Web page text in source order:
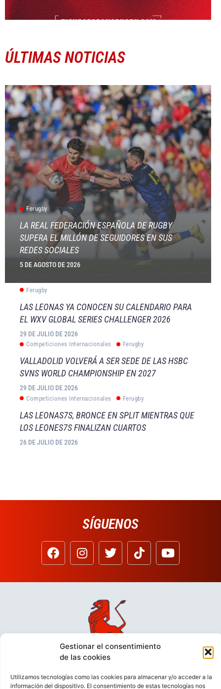
Gestionar el consentimiento
de las cookies
Utilizamos tecnologías como las cookies para almacenar y/o acceder a la
información del dispositivo. El consentimiento de estas tecnologías nos
ÚLTIMAS NOTICIAS
Ferugby
LA REAL FEDERACIÓN ESPAÑOLA DE RUGBY
SUPERA EL MILLÓN DE SEGUIDORES EN SUS
REDES SOCIALES
5 DE AGOSTO DE 2026
Ferugby
LAS LEONAS YA CONOCEN SU CALENDARIO PARA
EL WXV GLOBAL SERIES CHALLENGER 2026
29 DE JULIO DE 2026
Competiciones Internacionales Ferugby
VALLADOLID VOLVERÁ A SER SEDE DE LAS HSBC
SVNS WORLD CHAMPIONSHIP EN 2027
29 DE JULIO DE 2026
Competiciones Internacionales Ferugby
LAS LEONAS7S, BRONCE EN SPLIT MIENTRAS QUE
LOS LEONES7S FINALIZAN CUARTOS
26 DE JULIO DE 2026
SÍGUENOS